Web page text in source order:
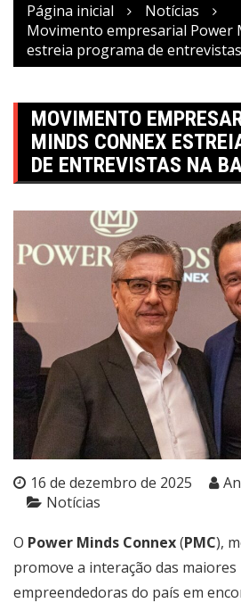
Página inicial
Notícias
Movimento empresarial Power
estreia programa de
MOVIMENTO
MINDS CONNEX
DE ENTREVISTAS NA
16 de dezembro de 2025
Notícias
O Power Minds Connex(PMC),
promove a interação das maiores
empreendedoras do país em